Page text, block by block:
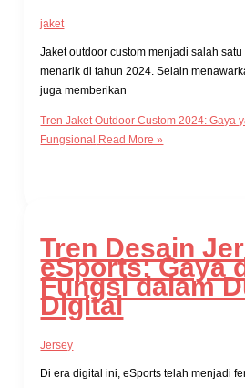
jaket
Jaket outdoor custom menjadi salah
menarik di tahun 2024. Selain
juga memberikan
Tren Jaket Outdoor Custom 2024: Gaya
Fungsional Read More »
Tren Desain
eSports: Gaya
Fungsi dalam
Digital
Jersey
Di era digital ini, eSports telah menjadi